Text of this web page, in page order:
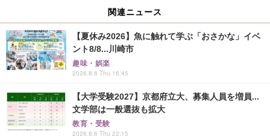
関連ニュース
【夏休み2026】魚に触れて学ぶ「おさかな」イベ
ント8/8...川崎市
趣味・娯楽
2026.8.6 Thu 16:45
【大学受験2027】京都府立大、募集人員を増員...
文学部は一般選抜も拡大
教育・受験
2026.8.6 Thu 22:15